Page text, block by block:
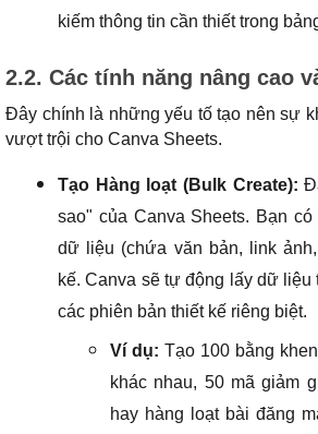
kiếm thông tin cần thiết trong
2.2. Các tính năng nâng cao
Đây chính là những yếu tố tạo nên sự
vượt trội cho Canva Sheets.
Tạo Hàng loạt (Bulk Create):
sao" của Canva Sheets. Bạn
dữ liệu (chứa văn bản, link
kế. Canva sẽ tự động lấy dữ liệu
các phiên bản thiết kế riêng biệt.
Ví dụ: Tạo 100 bằng
khác nhau, 50 mã giảm
hay hàng loạt bài đăng